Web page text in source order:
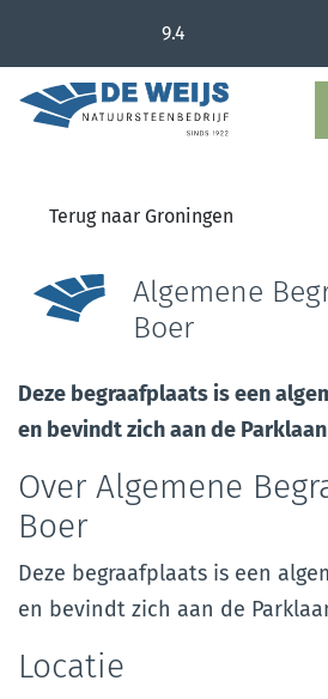
9.4
Terug naar Groningen
Algemene
Boer
Deze begraafplaats is een
en bevindt zich aan de
Over Algemene
Boer
Deze begraafplaats is een
en bevindt zich aan de
Locatie